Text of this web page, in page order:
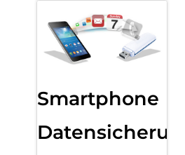
Smartphone
Datensicherung